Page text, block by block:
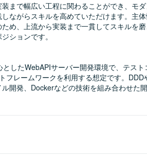
まで幅広い工程に関わることができ、モ
ながらスキルを高めていただけます。主
め、上流から実装まで一貫してスキルを
ションです。
したWebAPIサーバー開発環境で、テスト
フレームワークを利用する想定です。DDD
開発、Dockerなどの技術を組み合わせた